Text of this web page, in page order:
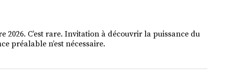
2026. C’est rare. Invitation à découvrir la puissance du
préalable n’est nécessaire.